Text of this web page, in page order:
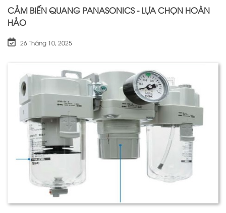
CẢM BIẾN QUANG PANASONICS - LỰA CHỌN HOÀN
HẢO
26 Tháng 10, 2025